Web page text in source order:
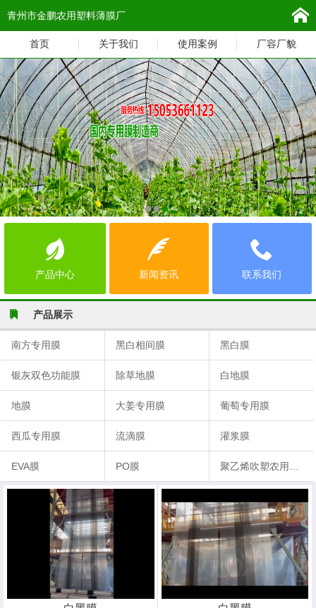
青州市金鹏农用塑料薄膜厂
首页 关于我们 使用案例 厂容厂貌
产品中心 新闻资讯 联系我们
产品展示
南方专用膜 黑白相间膜 黑白膜
银灰双色功能膜 除草地膜 白地膜
地膜 大姜专用膜 葡萄专用膜
西瓜专用膜 流滴膜 灌浆膜
EVA膜 PO膜